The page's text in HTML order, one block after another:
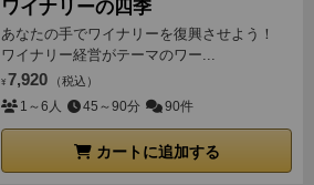
ワイナリーの四季
あなたの手でワイナリーを復興させよう！
ワイナリー経営がテーマのワー...
¥ 7,920 （税込）
1～6人 45～90分 90件
カートに追加する